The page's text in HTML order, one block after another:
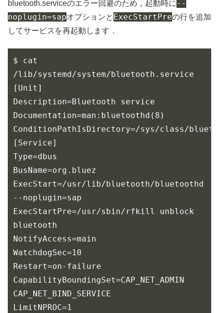
bluetooth.serviceのエラー回避のため，起動時に --
noplugin=sapオプションと ExecStartPreの行を追加
してサービスを再起動します．
$ cat
/lib/systemd/system/bluetooth.service
[Unit]
Description=Bluetooth service
Documentation=man:bluetoothd(8)
ConditionPathIsDirectory=/sys/class/
[Service]
Type=dbus
BusName=org.bluez
ExecStart=/usr/lib/bluetooth/bluetoothd
--noplugin=sap
ExecStartPre=/usr/sbin/rfkill unblock
bluetooth
NotifyAccess=main
WatchdogSec=10
Restart=on-failure
CapabilityBoundingSet=CAP_NET_ADMIN
CAP_NET_BIND_SERVICE
LimitNPROC=1